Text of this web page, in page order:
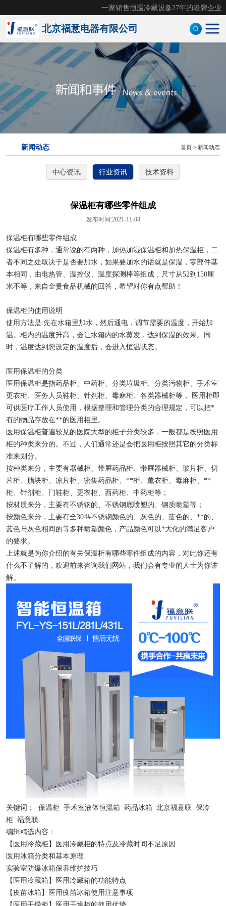
一家销售恒温冷藏设备27年的老牌企业
北京福意电器有限公司
新闻动态 首页 > 新闻动态
中心资讯 行业资讯 技术资料
保温柜有哪些零件组成
发布时间:2021-11-08
保温柜有哪些零件组成
保温柜有多种，通常说的有两种，加热加湿保温柜和加热保温柜，二
者不同之处取决于是否要加水，如果要加水的话就是保湿，零部件基
本相同，由电热管、温控仪、温度探测棒等组成，尺寸从52到150厘
米不等，来自金贵食品机械的回答，希望对你有点帮助！
保温柜的使用说明
使用方法是:先在水箱里加水，然后通电，调节需要的温度，开始加
温。柜内的温度升高，会让水箱内的水蒸发，达到保湿的效果。同
时，温度达到您设定的温度后，会进入恒温状态。
医用保温柜的分类
医用保温柜是指药品柜、中药柜、分类垃圾柜、分类污物柜、手术室
更衣柜、医务人员鞋柜、针剂柜、毒麻柜、各类器械柜等， 医用柜即
可供医疗工作人员使用，根据整理和管理分类的合理规定，可以把*
有的物品存放在**的医用柜里。
医用保温柜普遍较见的医院大型的柜子分类较多，一般都是按照医用
柜的种类来分的。不过，人们通常还是会把医用柜按照其它的分类标
准来划分。
按种类来分，主要有器械柜、带屉药品柜、带屉器械柜、玻片柜、切
片柜、腊块柜、凉片柜、密集药品柜、**柜、薰衣柜、毒麻柜、**
柜、针剂柜、门鞋柜、更衣柜、西药柜、中药柜等；
按材质来分，主要有不锈钢的、不锈钢底喷塑的、钢质喷塑等；
按颜色来分，主要有全304#不锈钢颜色的、灰色的、蓝色的、**的、
蓝色与灰色相间的等多种喷塑颜色，产品颜色可以*大化的满足客户
的要求。
上述就是为你介绍的有关保温柜有哪些零件组成的内容，对此你还有
什么不了解的，欢迎前来咨询我们网站，我们会有专业的人士为你讲
解。
关键词： 保温柜 手术室液体恒温箱 药品冰箱 北京福意联 保冷
柜 福意联
编辑精选内容：
【医用冷藏柜】医用冷藏柜的特点及冷藏时间不足原因
医用冰箱分类和基本原理
实验室防爆冰箱保养维护技巧
【医用冷藏箱】医用冷藏箱的功能特点
【疫苗冰箱】医用疫苗冰箱使用注意事项
手术室恒温箱
医用液体加温柜
医用加温箱
医用冷藏柜
样本灭活仪
灭活恒温箱
锂电池测试恒温箱
实验室低温冰箱